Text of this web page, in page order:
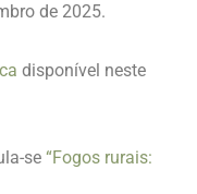
de 2025.
disponível neste
se “Fogos rurais: